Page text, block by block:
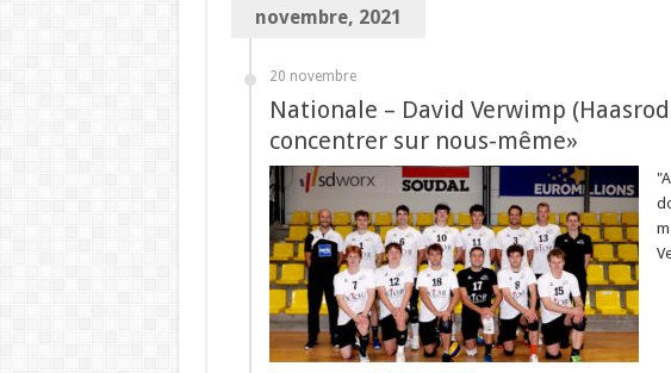
novembre, 2021
20 novembre
Nationale – David Verwimp
concentrer sur nous-même»